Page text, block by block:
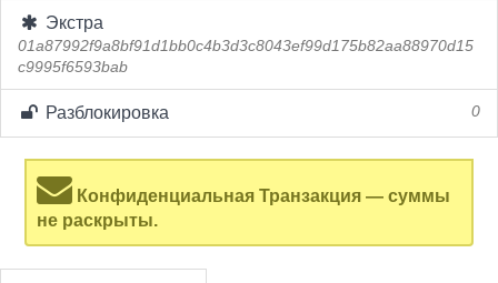
Экстра
01a87992f9a8bf91d1bb0c4b3d3c8043ef99d175b82aa88970d15
c9995f6593bab
Разблокировка 0
Конфиденциальная Транзакция — суммы
не раскрыты.